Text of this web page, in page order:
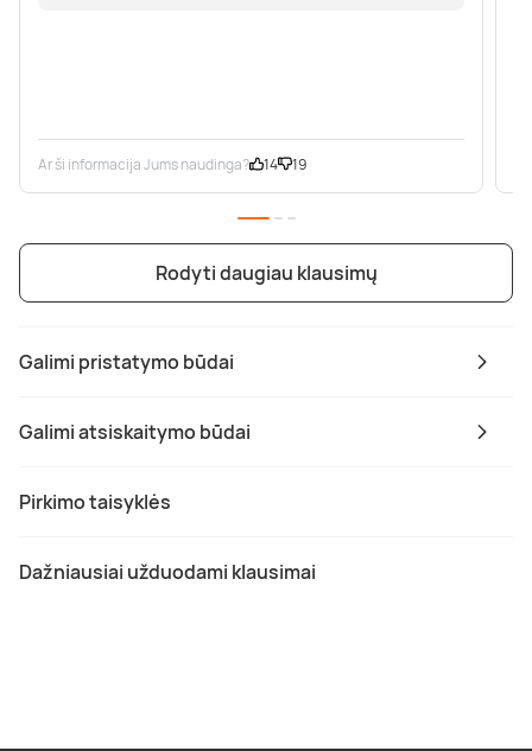
Galimi pristatymo būdai
Galimi atsiskaitymo būdai
Pirkimo taisyklės
Dažniausiai užduodami klausimai
Ar ši informacija Jums naudinga? 14 19
Rodyti daugiau klausimų